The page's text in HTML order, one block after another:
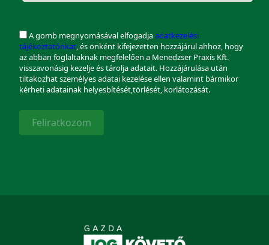
A gomb megnyomásával elfogadjaadatkezelési
tájékoztatónkat, és önként kifejezetten hozzájárul ahhoz, hogy
az abban foglaltaknak megfelelően a Menedzser Praxis Kft.
visszavonásig kezelje és tárolja adatait. Hozzájárulása után
tiltakozhat személyes adatai kezelése ellen valamint bármikor
kérheti adatainak helyesbítését,törlését, korlátozását.
Feliratkozom